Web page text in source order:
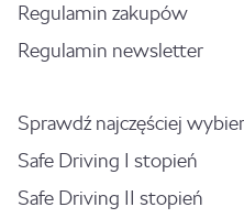
Regulamin zakupów
Regulamin newsletter
Sprawdź najczęściej
Safe Driving I stopień
Safe Driving II stopień